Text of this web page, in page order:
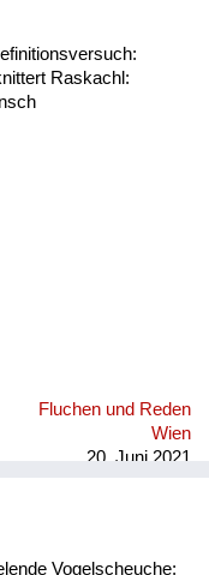
Raskachl:
Fluchen und Reden
Wien
20. Juni 2021
Vogelscheuche;